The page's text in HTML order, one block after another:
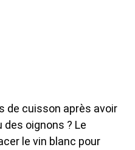
de cuisson après avoir
des oignons ? Le
le vin blanc pour